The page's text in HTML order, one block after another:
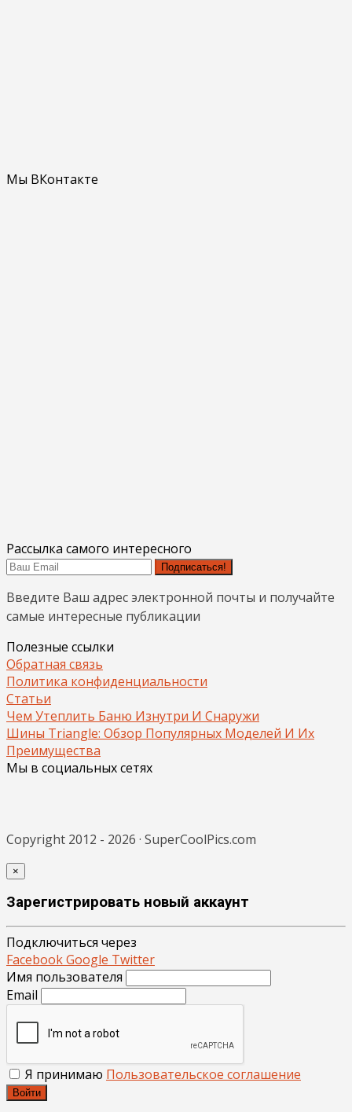
Мы ВКонтакте
Рассылка самого интересного
Подписаться!
Введите Ваш адрес электронной почты и получайте
самые интересные публикации
Полезные ссылки
Обратная связь
Политика конфиденциальности
Статьи
Чем Утеплить Баню Изнутри И Снаружи
Шины Triangle: Обзор Популярных Моделей И Их
Преимущества
Мы в социальных сетях
Copyright 2012 - 2026 · SuperCoolPics.com
×
Зарегистрировать новый аккаунт
Подключиться через
FacebookGoogle Twitter
Имя пользователя
Email
Я принимаю Пользовательское соглашение
Войти